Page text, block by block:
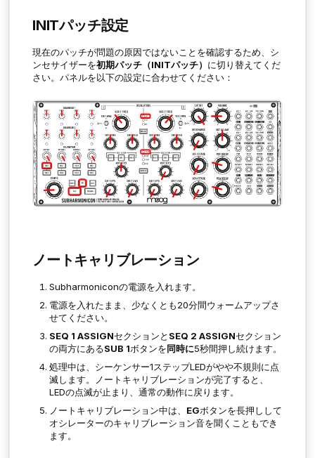
INITパッチ設定
現在のパッチが問題の原因ではないことを確認するため、シ
ンセサイザーを初期パッチ（INITパッチ） に切り替えてくだ
さい。パネルを以下の設定に合わせてください：
ノートキャリブレーション
Subharmoniconの電源を入れます。
電源を入れたまま、少なくとも20分間ウォームアップさ
せてください。
SEQ 1 ASSIGNセクションと SEQ 2 ASSIGNセクション
の両方にあるSUB 1ボタンを同時に5秒間押し続けます。
処理中は、シーケンサー1ステップLEDがやや不規則に点
滅します。ノートキャリブレーションが完了すると、
LEDの点滅が止まり、通常の動作に戻ります。
ノートキャリブレーション中は、 EGボタンを長押しして
オシレーターのキャリブレーション音を聞くこともでき
ます。